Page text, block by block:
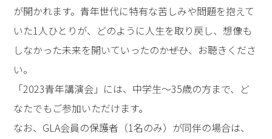
が開かれます。青年世代に特有な苦しみや問題を抱えて
いた1人ひとりが、どのように人生を取り戻し、想像も
しなかった未来を開いていったのか――ぜひ、お聴きくださ
い。
「2023青年講演会」には、中学生～35歳の方まで、ど
なたでもご参加いただけます。
なお、GLA会員の保護者（1名のみ）が同伴の場合は、